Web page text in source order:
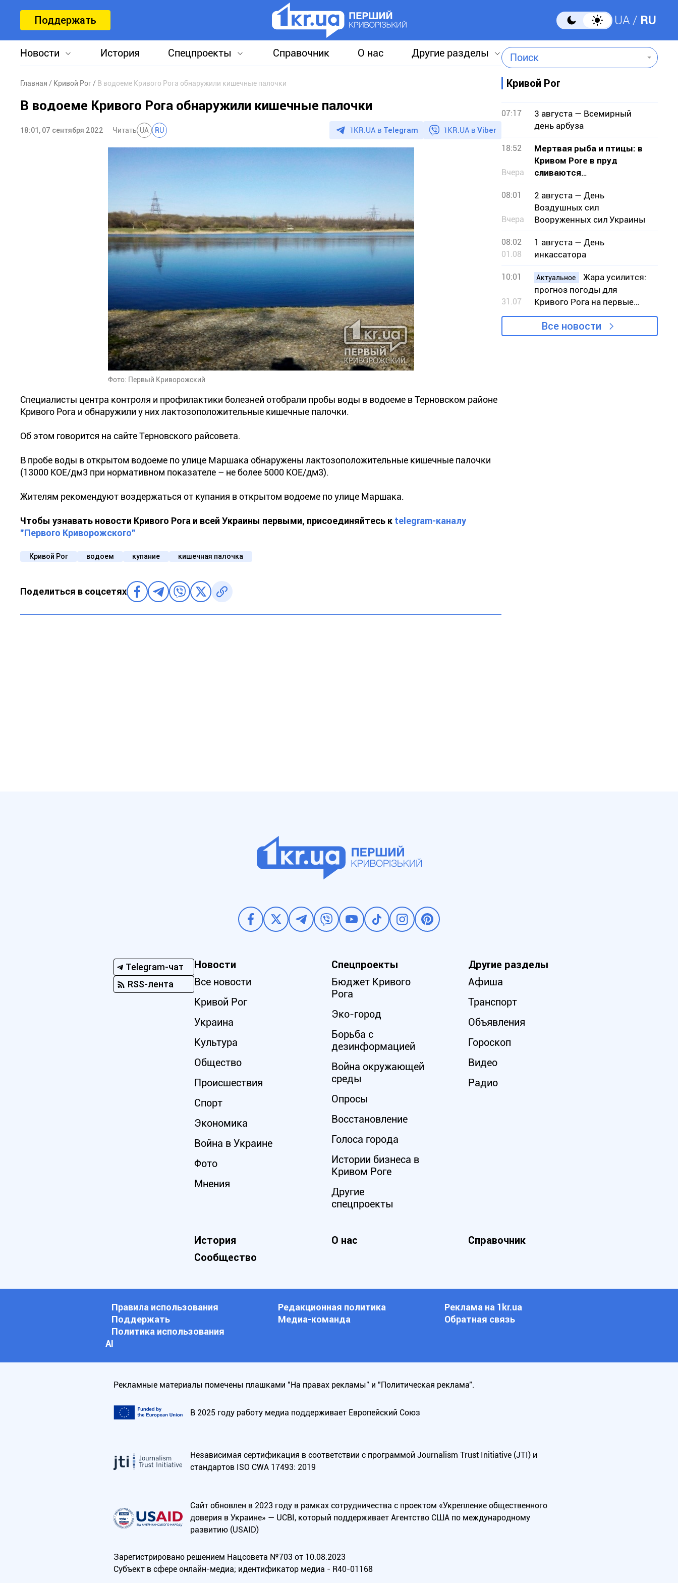
Поддержать UA RU
Новости История Спецпроекты Справочник О нас Другие разделы Поиск
Главная Кривой Рог В водоеме Кривого Рога обнаружили кишечные палочки
В водоеме Кривого Рога обнаружили кишечные палочки
18:01, 07 сентября 2022 Читать UA RU 1KR.UA в Telegram 1KR.UA в Viber
Фото: Первый Криворожский
Специалисты центра контроля и профилактики болезней отобрали пробы воды в водоеме в Терновском районе
Кривого Рога и обнаружили у них лактозоположительные кишечные палочки.
Об этом говорится на сайте Терновского райсовета.
В пробе воды в открытом водоеме по улице Маршака обнаружены лактозоположительные кишечные палочки
(13000 КОЕ/дм3 при нормативном показателе – не более 5000 КОЕ/дм3).
Жителям рекомендуют воздержаться от купания в открытом водоеме по улице Маршака.
Чтобы узнавать новости Кривого Рога и всей Украины первыми, присоединяйтесь к telegram-каналу
"Первого Криворожского"
Кривой Рог водоем купание кишечная палочка
Поделиться в соцсетях
Кривой Рог
07:17
3 августа — Всемирный
день арбуза
18:52
Вчера
Мертвая рыба и птицы: в
Кривом Роге в пруд
сливаются
канализационные стоки
08:01
Вчера
2 августа — День
Воздушных сил
Вооруженных сил Украины
08:02
01.08
1 августа — День
инкассатора
10:01
31.07
Актуальное
Жара усилится:
прогноз погоды для
Кривого Рога на первые
выходные августа
Все новости
Telegram-чат
RSS-лента
Новости
Все новости
Кривой Рог
Украина
Культура
Общество
Происшествия
Спорт
Экономика
Война в Украине
Фото
Мнения
Спецпроекты
Бюджет Кривого
Рога
Эко-город
Борьба с
дезинформацией
Война окружающей
среды
Опросы
Восстановление
Голоса города
Истории бизнеса в
Кривом Роге
Другие
спецпроекты
Другие разделы
Афиша
Транспорт
Объявления
Гороскоп
Видео
Радио
История О нас
Справочник
Сообщество
Правила использования Редакционная политика
Реклама на 1kr.ua
Поддержать
Медиа-команда
Обратная связь
Политика использования
АI
Рекламные материалы помечены плашками "На правах рекламы" и "Политическая реклама".
В 2025 году работу медиа поддерживает Европейский Союз
Независимая сертификация в соответствии с программой Journalism Trust Initiative (JTI) и
стандартов ISO CWA 17493: 2019
Сайт обновлен в 2023 году в рамках сотрудничества с проектом «Укрепление общественного
доверия в Украине» — UCBI, который поддерживает Агентство США по международному
развитию (USAID)
Зарегистрировано решением Нацсовета №703 от 10.08.2023
Субъект в сфере онлайн-медиа; идентификатор медиа - R40-01168